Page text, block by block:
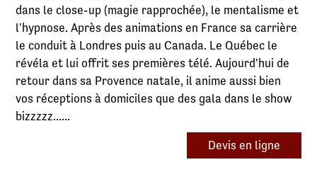
dans le close-up (magie rapprochée), le mentalisme et
l'hypnose. Après des animations en France sa carrière
le conduit à Londres puis au Canada. Le Québec le
révéla et lui offrit ses premières télé. Aujourd'hui de
retour dans sa Provence natale, il anime aussi bien
vos réceptions à domiciles que des gala dans le show
bizzzzz......
Devis en ligne